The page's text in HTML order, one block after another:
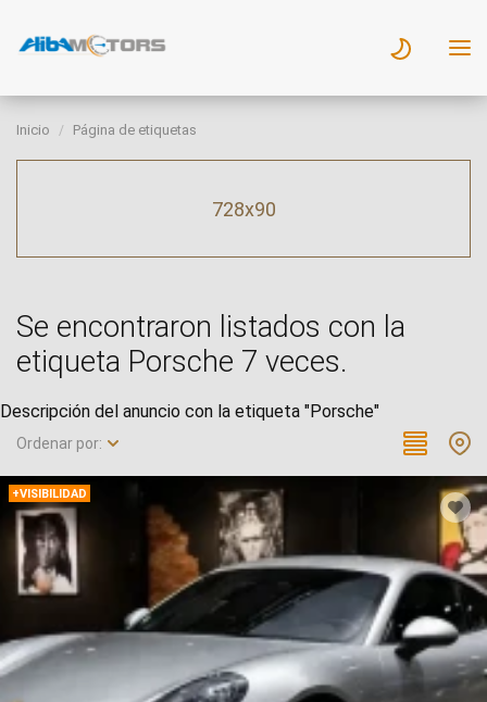
Inicio Página de etiquetas
728x90
Se encontraron listados con la
etiqueta Porsche 7 veces.
Descripción del anuncio con la etiqueta "Porsche"
Ordenar por:
+VISIBILIDAD